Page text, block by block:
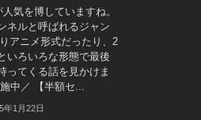
気を博していますね。
ネルと呼ばれるジャン
アニメ形式だったり、2
いろいろな形態で最後
ってくる話を見かけま
中／ 【半額セ...
年1月22日